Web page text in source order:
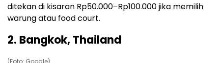
ditekan di kisaran Rp50.000–Rp100.000 jika memilih
warung atau food court.
2. Bangkok, Thailand